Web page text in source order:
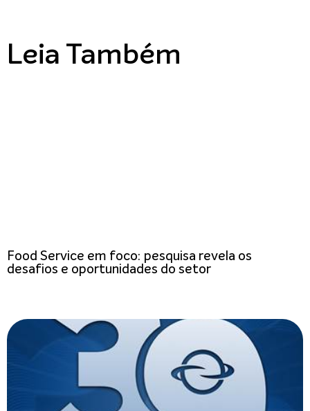
Leia Também
Food Service em foco: pesquisa revela os
desafios e oportunidades do setor